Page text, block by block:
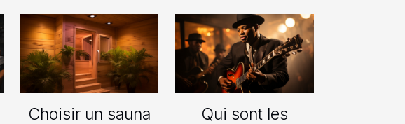
Choisir un sauna Qui sont les